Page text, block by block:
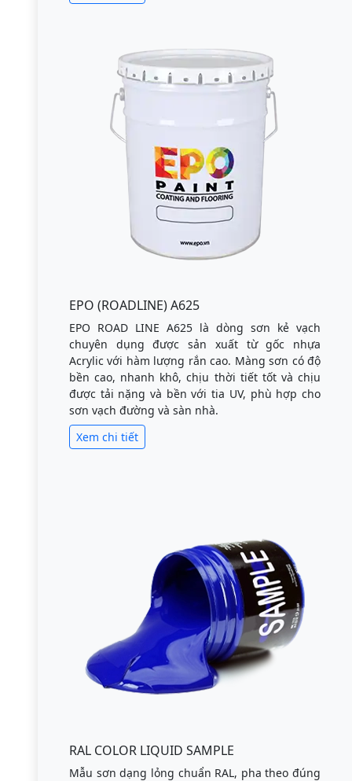
EPO (ROADLINE) A625
EPO ROAD LINE A625 là dòng sơn kẻ vạch
chuyên dụng được sản xuất từ gốc nhựa
Acrylic với hàm lượng rắn cao. Màng sơn có độ
bền cao, nhanh khô, chịu thời tiết tốt và chịu
được tải nặng và bền với tia UV, phù hợp cho
sơn vạch đường và sàn nhà.
Xem chi tiết
RAL COLOR LIQUID SAMPLE
Mẫu sơn dạng lỏng chuẩn RAL, pha theo đúng